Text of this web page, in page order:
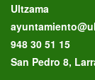
Ultzama
948 30 51 15
San Pedro 8,